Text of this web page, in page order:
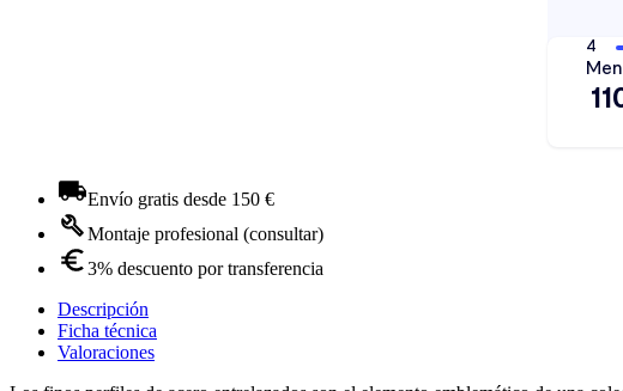
Envío gratis desde 150 €
Montaje profesional (consultar)
3% descuento por transferencia
Descripción
Ficha técnica
Valoraciones